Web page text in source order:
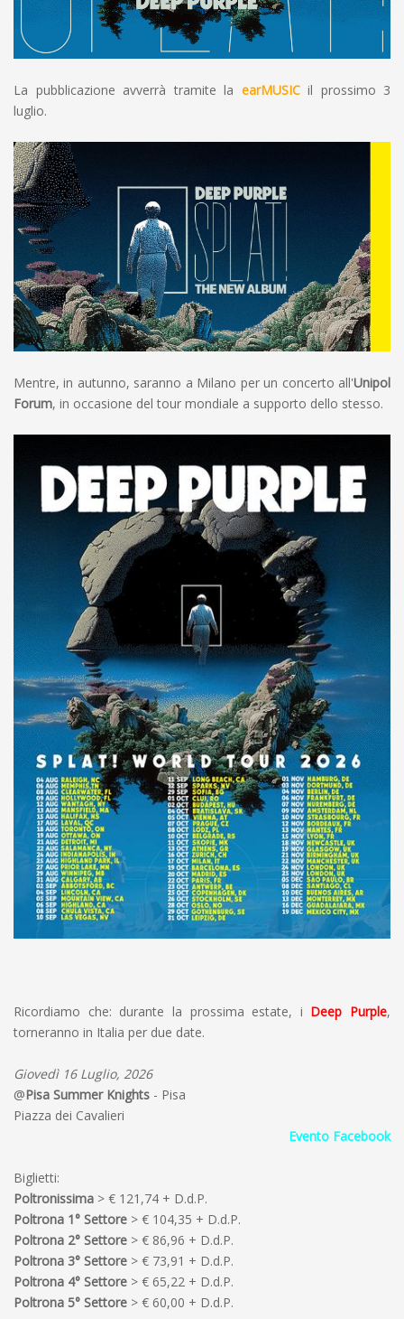
La pubblicazione avverrà tramite la earMUSICil prossimo 3
luglio.
Mentre, in autunno, saranno a Milano per un concerto all'Unipol
Forum, in occasione del tour mondiale a supporto dello stesso.
Ricordiamo che: durante la prossima estate, i Deep Purple,
torneranno in Italia per due date.
Giovedì 16 Luglio, 2026
@Pisa Summer Knights - Pisa
Piazza dei Cavalieri
Evento Facebook
Biglietti:
Poltronissima > € 121,74 + D.d.P.
Poltrona 1° Settore > € 104,35 + D.d.P.
Poltrona 2° Settore > € 86,96 + D.d.P.
Poltrona 3° Settore > € 73,91 + D.d.P.
Poltrona 4° Settore > € 65,22 + D.d.P.
Poltrona 5° Settore > € 60,00 + D.d.P.